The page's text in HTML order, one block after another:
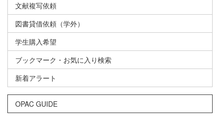
文献複写依頼
図書貸借依頼（学外）
学生購入希望
ブックマーク・お気に入り検索
新着アラート
OPAC GUIDE